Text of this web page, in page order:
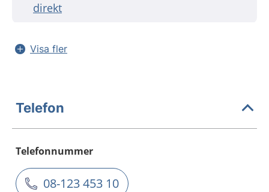
direkt
Visa fler
Telefon
Telefonnummer
08-123 453 10